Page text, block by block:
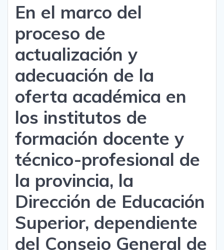
En el marco del
proceso de
actualización y
adecuación de la
oferta académica en
los institutos de
formación docente y
técnico-profesional de
la provincia, la
Dirección de Educación
Superior, dependiente
del Consejo General de